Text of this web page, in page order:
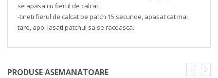
se apasa cu fierul de calcat
-tineti fierul de calcat pe patch 15 secunde, apasat cat mai
tare, apoi lasati patchul sa se raceasca.
PRODUSE ASEMANATOARE